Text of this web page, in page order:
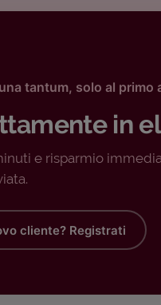
tantum, solo al primo
in
e risparmio
cliente? Registrati